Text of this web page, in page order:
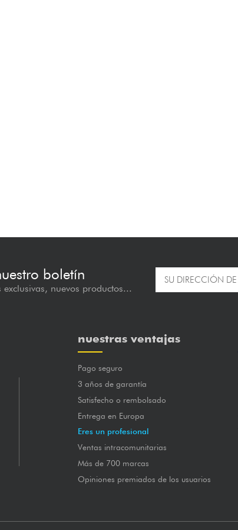
boletín
nuevos productos...
nuestras ventajas
Pago seguro
3 años de garantía
Satisfecho o rembolsado
Entrega en Europa
Eres un profesional
Ventas intracomunitarias
Más de 700 marcas
Opiniones premiados de los usuarios